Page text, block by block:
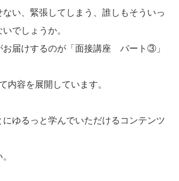
い、緊張してしまう、誰しもそういっ
でしょうか。
お届けするのが「面接講座 パート③」
内容を展開しています。
ゆるっと学んでいただけるコンテンツ